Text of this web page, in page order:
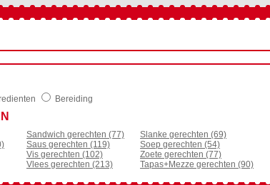
Bereiding
Sandwich gerechten (77)
Saus gerechten (119)
Vis gerechten (102)
Vlees gerechten (213)
Slanke gerechten (69)
Soep gerechten (54)
Zoete gerechten (77)
Tapas+Mezze gerechten (90)